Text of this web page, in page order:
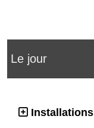
Le jour
Installations